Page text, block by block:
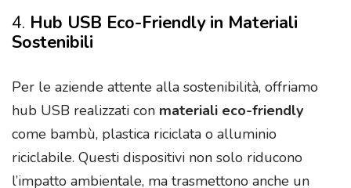
4. Hub USB Eco-Friendly in Materiali
Sostenibili
Per le aziende attente alla sostenibilità, offriamo
hub USB realizzati con materiali eco-friendly
come bambù, plastica riciclata o alluminio
riciclabile. Questi dispositivi non solo riducono
l’impatto ambientale, ma trasmettono anche un